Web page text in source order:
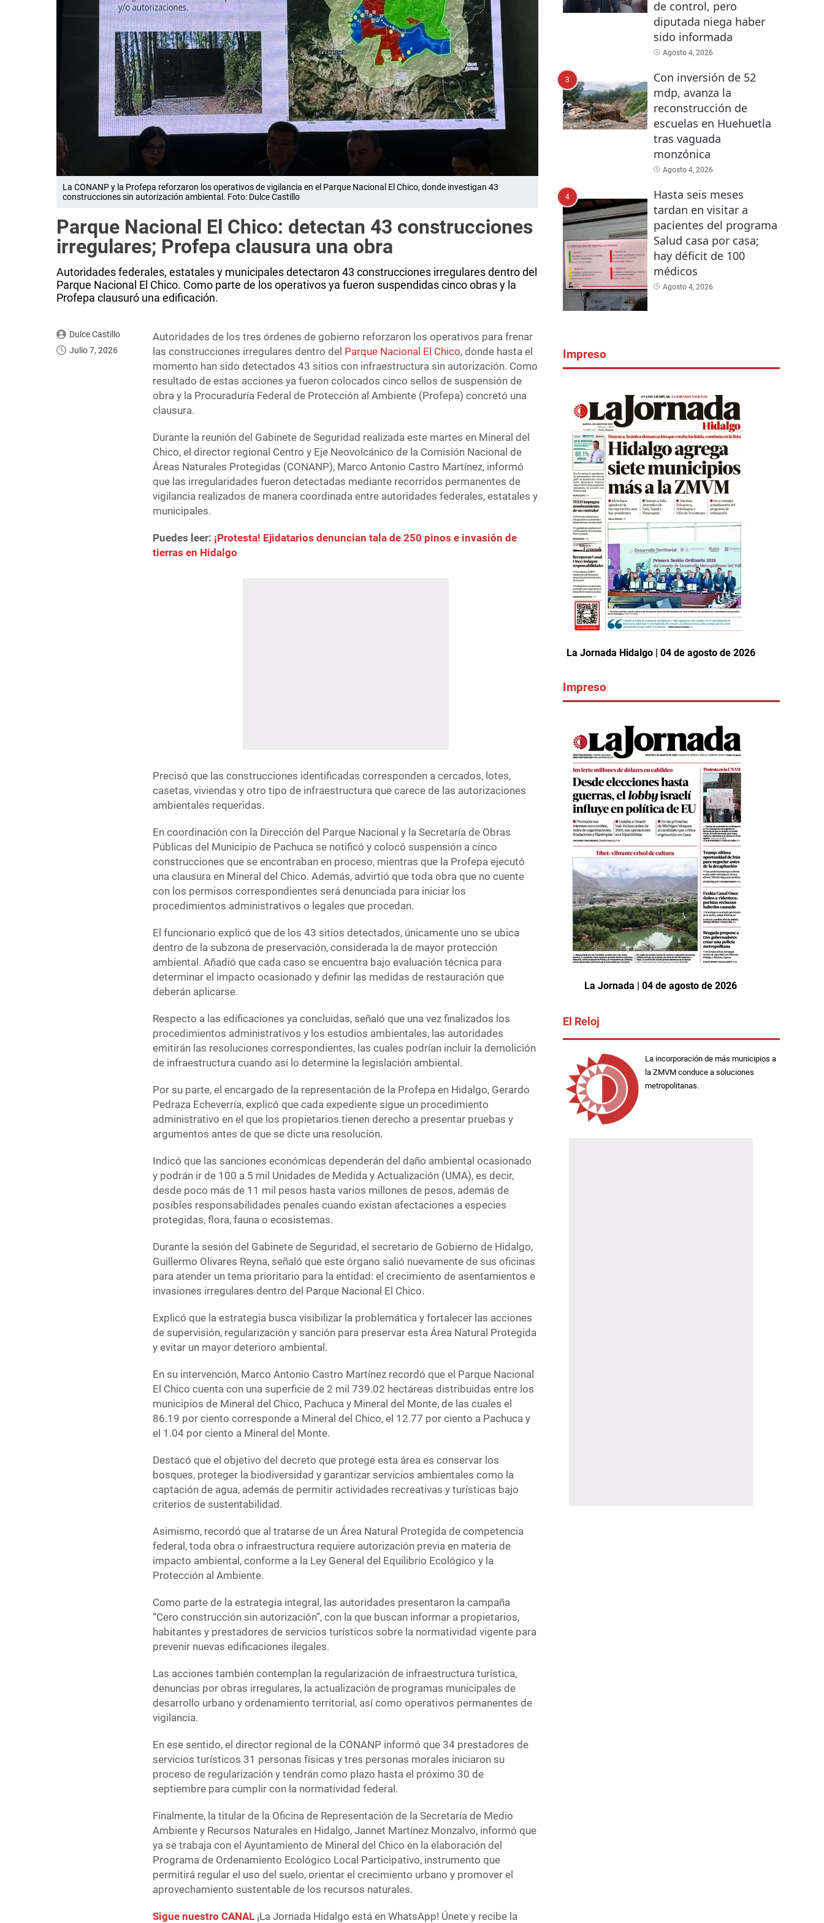
La CONANP y la Profepa reforzaron los operativos de vigilancia en el Parque Nacional El Chico, donde investigan 43
construcciones sin autorización ambiental. Foto: Dulce Castillo
Parque Nacional El Chico: detectan 43 construcciones
irregulares; Profepa clausura una obra
Autoridades federales, estatales y municipales detectaron 43 construcciones irregulares dentro del
Parque Nacional El Chico. Como parte de los operativos ya fueron suspendidas cinco obras y la
Profepa clausuró una edificación.
Dulce Castillo
Julio 7, 2026
Autoridades de los tres órdenes de gobierno reforzaron los operativos para frenar
las construcciones irregulares dentro del Parque Nacional El Chico, donde hasta el
momento han sido detectados 43 sitios con infraestructura sin autorización. Como
resultado de estas acciones ya fueron colocados cinco sellos de suspensión de
obra y la Procuraduría Federal de Protección al Ambiente (Profepa) concretó una
clausura.
Durante la reunión del Gabinete de Seguridad realizada este martes en Mineral del
Chico, el director regional Centro y Eje Neovolcánico de la Comisión Nacional de
Áreas Naturales Protegidas (CONANP), Marco Antonio Castro Martínez, informó
que las irregularidades fueron detectadas mediante recorridos permanentes de
vigilancia realizados de manera coordinada entre autoridades federales, estatales y
municipales.
Puedes leer: ¡Protesta! Ejidatarios denuncian tala de 250 pinos e invasión de
tierras en Hidalgo
Precisó que las construcciones identificadas corresponden a cercados, lotes,
casetas, viviendas y otro tipo de infraestructura que carece de las autorizaciones
ambientales requeridas.
En coordinación con la Dirección del Parque Nacional y la Secretaría de Obras
Públicas del Municipio de Pachuca se notificó y colocó suspensión a cinco
construcciones que se encontraban en proceso, mientras que la Profepa ejecutó
una clausura en Mineral del Chico. Además, advirtió que toda obra que no cuente
con los permisos correspondientes será denunciada para iniciar los
procedimientos administrativos o legales que procedan.
El funcionario explicó que de los 43 sitios detectados, únicamente uno se ubica
dentro de la subzona de preservación, considerada la de mayor protección
ambiental. Añadió que cada caso se encuentra bajo evaluación técnica para
determinar el impacto ocasionado y definir las medidas de restauración que
deberán aplicarse.
Respecto a las edificaciones ya concluidas, señaló que una vez finalizados los
procedimientos administrativos y los estudios ambientales, las autoridades
emitirán las resoluciones correspondientes, las cuales podrían incluir la demolición
de infraestructura cuando así lo determine la legislación ambiental.
Por su parte, el encargado de la representación de la Profepa en Hidalgo, Gerardo
Pedraza Echeverría, explicó que cada expediente sigue un procedimiento
administrativo en el que los propietarios tienen derecho a presentar pruebas y
argumentos antes de que se dicte una resolución.
Indicó que las sanciones económicas dependerán del daño ambiental ocasionado
y podrán ir de 100 a 5 mil Unidades de Medida y Actualización (UMA), es decir,
desde poco más de 11 mil pesos hasta varios millones de pesos, además de
posibles responsabilidades penales cuando existan afectaciones a especies
protegidas, flora, fauna o ecosistemas.
Durante la sesión del Gabinete de Seguridad, el secretario de Gobierno de Hidalgo,
Guillermo Olivares Reyna, señaló que este órgano salió nuevamente de sus oficinas
para atender un tema prioritario para la entidad: el crecimiento de asentamientos e
invasiones irregulares dentro del Parque Nacional El Chico.
Explicó que la estrategia busca visibilizar la problemática y fortalecer las acciones
de supervisión, regularización y sanción para preservar esta Área Natural Protegida
y evitar un mayor deterioro ambiental.
En su intervención, Marco Antonio Castro Martínez recordó que el Parque Nacional
El Chico cuenta con una superficie de 2 mil 739.02 hectáreas distribuidas entre los
municipios de Mineral del Chico, Pachuca y Mineral del Monte, de las cuales el
86.19 por ciento corresponde a Mineral del Chico, el 12.77 por ciento a Pachuca y
el 1.04 por ciento a Mineral del Monte.
Destacó que el objetivo del decreto que protege esta área es conservar los
bosques, proteger la biodiversidad y garantizar servicios ambientales como la
captación de agua, además de permitir actividades recreativas y turísticas bajo
criterios de sustentabilidad.
Asimismo, recordó que al tratarse de un Área Natural Protegida de competencia
federal, toda obra o infraestructura requiere autorización previa en materia de
impacto ambiental, conforme a la Ley General del Equilibrio Ecológico y la
Protección al Ambiente.
Como parte de la estrategia integral, las autoridades presentaron la campaña
“Cero construcción sin autorización”, con la que buscan informar a propietarios,
habitantes y prestadores de servicios turísticos sobre la normatividad vigente para
prevenir nuevas edificaciones ilegales.
Las acciones también contemplan la regularización de infraestructura turística,
denuncias por obras irregulares, la actualización de programas municipales de
desarrollo urbano y ordenamiento territorial, así como operativos permanentes de
vigilancia.
En ese sentido, el director regional de la CONANP informó que 34 prestadores de
servicios turísticos 31 personas físicas y tres personas morales iniciaron su
proceso de regularización y tendrán como plazo hasta el próximo 30 de
septiembre para cumplir con la normatividad federal.
Finalmente, la titular de la Oficina de Representación de la Secretaría de Medio
Ambiente y Recursos Naturales en Hidalgo, Jannet Martínez Monzalvo, informó que
ya se trabaja con el Ayuntamiento de Mineral del Chico en la elaboración del
Programa de Ordenamiento Ecológico Local Participativo, instrumento que
permitirá regular el uso del suelo, orientar el crecimiento urbano y promover el
aprovechamiento sustentable de los recursos naturales.
Sigue nuestro CANAL ¡La Jornada Hidalgo está en WhatsApp! Únete y recibe la
de control, pero
diputada niega haber
sido informada
Agosto 4, 2026
3
Con inversión de 52
mdp, avanza la
reconstrucción de
escuelas en Huehuetla
tras vaguada
monzónica
Agosto 4, 2026
4
Hasta seis meses
tardan en visitar a
pacientes del programa
Salud casa por casa;
hay déficit de 100
médicos
Agosto 4, 2026
Impreso
La Jornada Hidalgo | 04 de agosto de 2026
Impreso
La Jornada | 04 de agosto de 2026
El Reloj
La incorporación de más municipios a
la ZMVM conduce a soluciones
metropolitanas.